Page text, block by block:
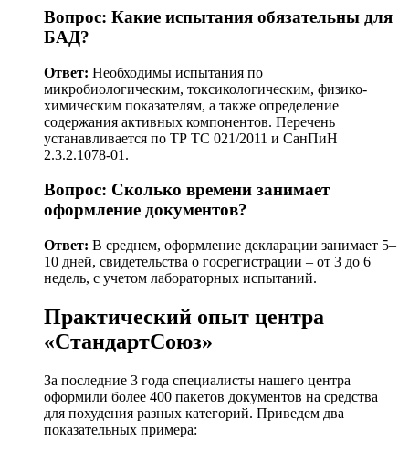
Вопрос: Какие испытания обязательны для
БАД?
Ответ: Необходимы испытания по
микробиологическим, токсикологическим, физико-
химическим показателям, а также определение
содержания активных компонентов. Перечень
устанавливается по ТР ТС 021/2011 и СанПиН
2.3.2.1078-01.
Вопрос: Сколько времени занимает
оформление документов?
Ответ: В среднем, оформление декларации занимает 5–
10 дней, свидетельства о госрегистрации – от 3 до 6
недель, с учетом лабораторных испытаний.
Практический опыт центра
«СтандартСоюз»
За последние 3 года специалисты нашего центра
оформили более 400 пакетов документов на средства
для похудения разных категорий. Приведем два
показательных примера: